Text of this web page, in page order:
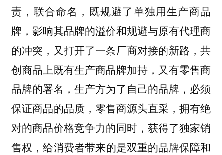
责，联合命名，既规避了单独用生产商品
牌，影响其品牌的溢价和规避与原有代理商
的冲突，又打开了一条厂商对接的新路 ，共
创商品上既有生产商品牌加持，又有零售商
品牌的署名，生产方为了自己的品牌，必须
保证商品的品质，零售商源头直采，拥有绝
对的商品价格竞争力的同时，获得了独家销
售权，给消费者带来的是双重的品牌保障和